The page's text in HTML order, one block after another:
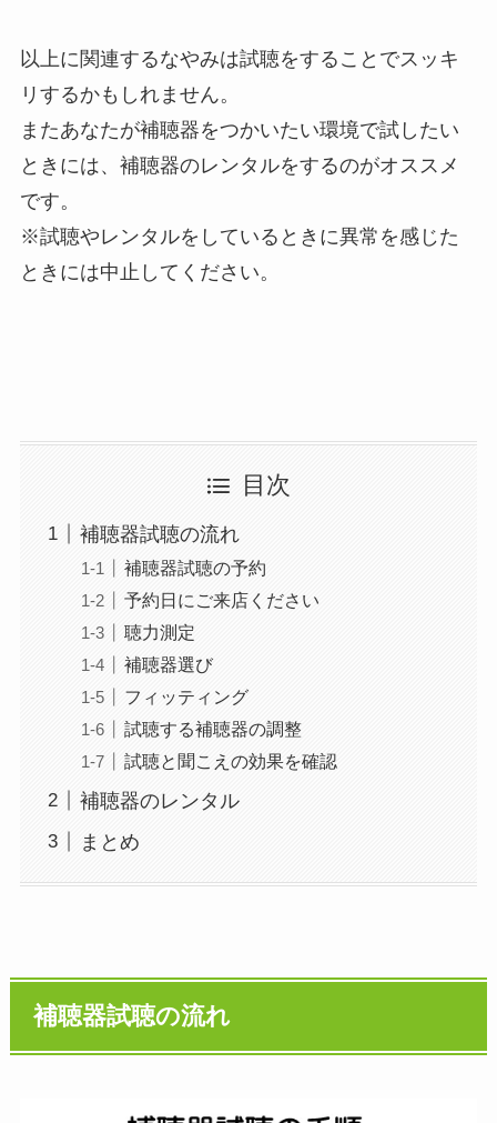
以上に関連するなやみは試聴をすることでスッキ
リするかもしれません。
またあなたが補聴器をつかいたい環境で試したい
ときには、補聴器のレンタルをするのがオススメ
です。
※試聴やレンタルをしているときに異常を感じた
ときには中止してください。
目次
補聴器試聴の流れ
補聴器試聴の予約
予約日にご来店ください
聴力測定
補聴器選び
フィッティング
試聴する補聴器の調整
試聴と聞こえの効果を確認
補聴器のレンタル
まとめ
補聴器試聴の流れ